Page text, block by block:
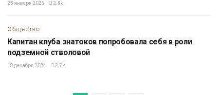
23 января 2025 2.3k
Общество
Капитан клуба знатоков попробовала себя в роли
подземной стволовой
18 декабря 2024 2.7k